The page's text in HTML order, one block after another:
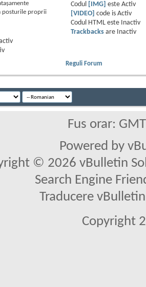
posturile proprii
Codul
[IMG] este Activ
[VIDEO] code is Activ
Codul HTML este
Inactiv
Trackbacksare
Inactiv
Reguli Forum
Fus orar:
Powered by
© 2026 vBulletin
Search Engine
Traducere
Copyright